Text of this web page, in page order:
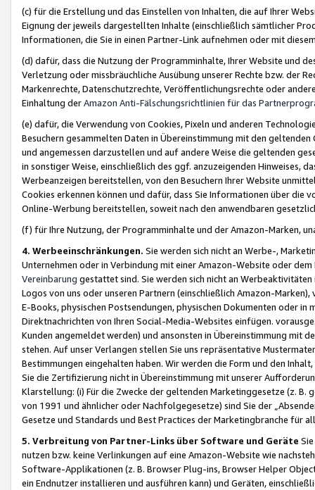
(c) für die Erstellung und das Einstellen von Inhalten, die auf Ihrer
Eignung der jeweils dargestellten Inhalte (einschließlich sämtlicher
Informationen, die Sie in einen Partner-Link aufnehmen oder mit
(d) dafür, dass die Nutzung der Programminhalte, Ihrer Website und
Verletzung oder missbräuchliche Ausübung unserer Rechte bzw. der
Markenrechte, Datenschutzrechte, Veröffentlichungsrechte oder
Einhaltung derAmazon Anti-Fälschungsrichtlinien für das
(e) dafür, die Verwendung von Cookies, Pixeln und anderen
Besuchern gesammelten Daten in Übereinstimmung mit den
und angemessen darzustellen und auf andere Weise die geltenden
in sonstiger Weise, einschließlich des ggf. anzuzeigenden Hinweises,
Werbeanzeigen bereitstellen, von den Besuchern Ihrer Website
Cookies erkennen können und dafür, dass Sie Informationen über die
Online-Werbung bereitstellen, soweit nach den anwendbaren
(f) für Ihre Nutzung, der Programminhalte und der Amazon-Marken,
4. Werbeeinschränkungen. Sie werden sich nicht an Werbe-,
Unternehmen oder in Verbindung mit einer Amazon-Website oder
Vereinbarung gestattet sind. Sie werden sich nicht an
Logos von uns oder unseren Partnern (einschließlich Amazon-
E-Books, physischen Postsendungen, physischen Dokumenten oder in
Direktnachrichten von Ihren Social-Media-Websites einfügen.
Kunden angemeldet werden) und ansonsten in Übereinstimmung mit
stehen. Auf unser Verlangen stellen Sie uns repräsentative
Bestimmungen eingehalten haben. Wir werden die Form und den
Sie die Zertifizierung nicht in Übereinstimmung mit unserer
Klarstellung: (i) Für die Zwecke der geltenden Marketinggesetze (z. B.
von 1991 und ähnlicher oder Nachfolgegesetze) sind Sie der
Gesetze und Standards und Best Practices der Marketingbranche für
5. Verbreitung von Partner-Links über Software und Geräte
nutzen bzw. keine Verlinkungen auf eine Amazon-Website wie
Software-Applikationen (z. B. Browser Plug-ins, Browser Helper
ein Endnutzer installieren und ausführen kann) und Geräten,